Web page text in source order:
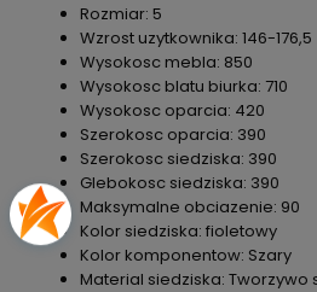
Rozmiar: 5
Wzrost uzytkownika: 146-176,5
Wysokosc mebla: 850
Wysokosc blatu biurka: 710
Wysokosc oparcia: 420
Szerokosc oparcia: 390
Szerokosc siedziska: 390
Glebokosc siedziska: 390
Maksymalne obciazenie: 90
Kolor siedziska: fioletowy
Kolor komponentow: Szary
Material siedziska: Tworzywo